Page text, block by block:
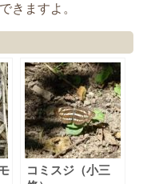
きますよ。
コミスジ（小三